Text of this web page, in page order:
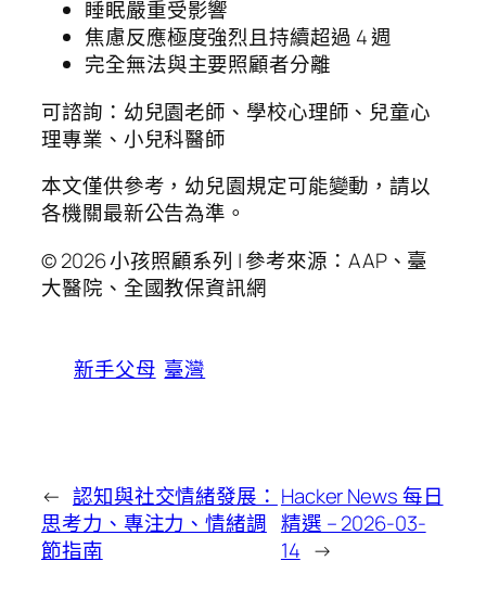
睡眠嚴重受影響
焦慮反應極度強烈且持續超過 4 週
完全無法與主要照顧者分離
可諮詢：幼兒園老師、學校心理師、兒童心
理專業、小兒科醫師
本文僅供參考，幼兒園規定可能變動，請以
各機關最新公告為準。
© 2026 小孩照顧系列 | 參考來源：AAP、臺
大醫院、全國教保資訊網
新手父母 臺灣
← 認知與社交情緒發展：
思考力、專注力、情緒調
節指南
Hacker News 每日
精選 – 2026-03-
14 →